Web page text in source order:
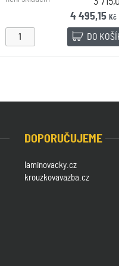
4 495,15Kč
DO
DOPORUČUJEME
laminovacky.cz
krouzkovavazba.cz